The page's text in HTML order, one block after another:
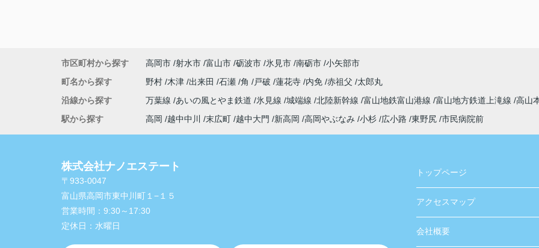
市区町村から探す 高岡市 射水市 富山市 砺波市 氷見市 南砺市 小矢部市
町名から探す
野村 木津 出来田 石瀬 角 戸破 蓮花寺 内免 赤祖父
太郎丸
沿線から探す
万葉線 あいの風とやま鉄道 氷見線 城端線 北陸新幹線 富山地鉄富山港線 富山地方鉄道上滝線 高山
駅から探す
高岡 越中中川 末広町 越中大門 新高岡 高岡やぶなみ 小杉 広小路 東野尻 市民病院前
株式会社ナノエステート
〒933-0047
富山県高岡市東中川町１−１５
営業時間： 9:30～17:30
定休日： 水曜日
トップページ
アクセスマップ
会社概要